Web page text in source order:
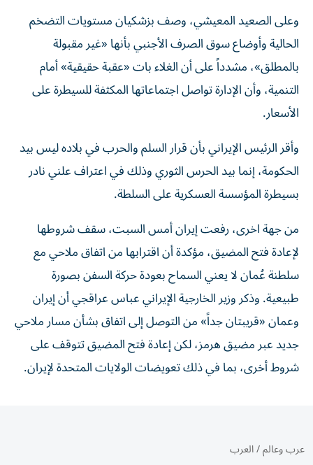
وعلى الصعيد المعيشي، وصف بزشكيان مستويات التضخم
الحالية وأوضاع سوق الصرف الأجنبي بأنها «غير مقبولة
بالمطلق»، مشدداً على أن الغلاء بات «عقبة حقيقية» أمام
التنمية، وأن الإدارة تواصل اجتماعاتها المكثفة للسيطرة على
الأسعار.
وأقر الرئيس الإيراني بأن قرار السلم والحرب في بلاده ليس بيد
الحكومة، إنما بيد الحرس الثوري وذلك في اعتراف علني نادر
بسيطرة المؤسسة العسكرية على السلطة.
من جهة اخرى، رفعت إيران أمس السبت، سقف شروطها
لإعادة فتح المضيق، مؤكدة أن اقترابها من اتفاق ملاحي مع
سلطنة عُمان لا يعني السماح بعودة حركة السفن بصورة
طبيعية. وذكر وزير الخارجية الإيراني عباس عراقجي أن إيران
وعمان «قريبتان جداً» من ‌التوصل إلى اتفاق بشأن مسار ملاحي
جديد عبر مضيق هرمز، لكن إعادة فتح المضيق تتوقف على
شروط أخرى، بما في ذلك تعويضات الولايات المتحدة لإيران.
عرب وعالم/العرب